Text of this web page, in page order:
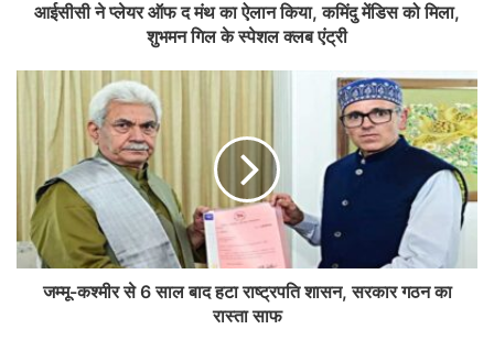
आईसीसी ने प्लेयर ऑफ द मंथ का ऐलान किया, कमिंदु मेंडिस को मिला,
शुभमन गिल के स्पेशल क्लब एंट्री
जम्मू-कश्मीर से 6 साल बाद हटा राष्ट्रपति शासन, सरकार गठन का
रास्ता साफ